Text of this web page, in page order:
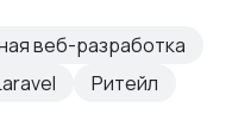
веб-разработка
Ритейл